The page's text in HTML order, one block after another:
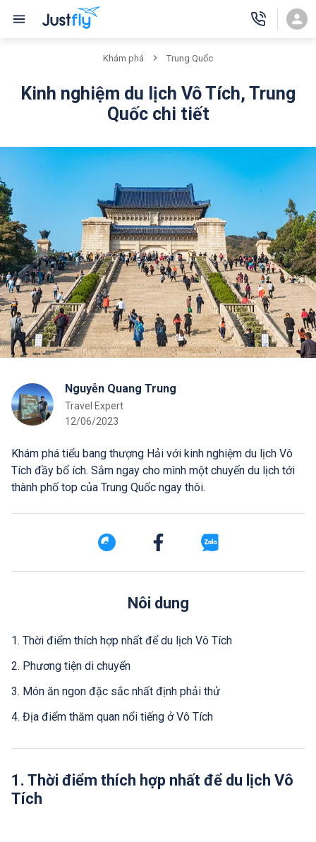
Khám phá Trung Quốc
Kinh nghiệm du lịch Vô Tích, Trung
Quốc chi tiết
Nguyễn Quang Trung
Travel Expert
12/06/2023
Khám phá tiểu bang thượng Hải với kinh nghiệm du lịch Vô
Tích đầy bổ ích. Sắm ngay cho mình một chuyến du lịch tới
thành phố top của Trung Quốc ngay thôi.
Nôi dung
1. Thời điểm thích hợp nhất để du lịch Vô Tích
2. Phương tiện di chuyển
3. Món ăn ngon đặc sắc nhất định phải thử
4. Địa điểm thăm quan nổi tiếng ở Vô Tích
1. Thời điểm thích hợp nhất để du lịch Vô
Tích